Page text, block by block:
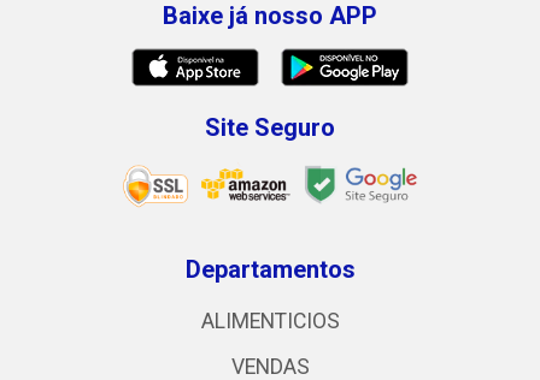
Baixe já nosso APP
Site Seguro
Departamentos
ALIMENTICIOS
VENDAS